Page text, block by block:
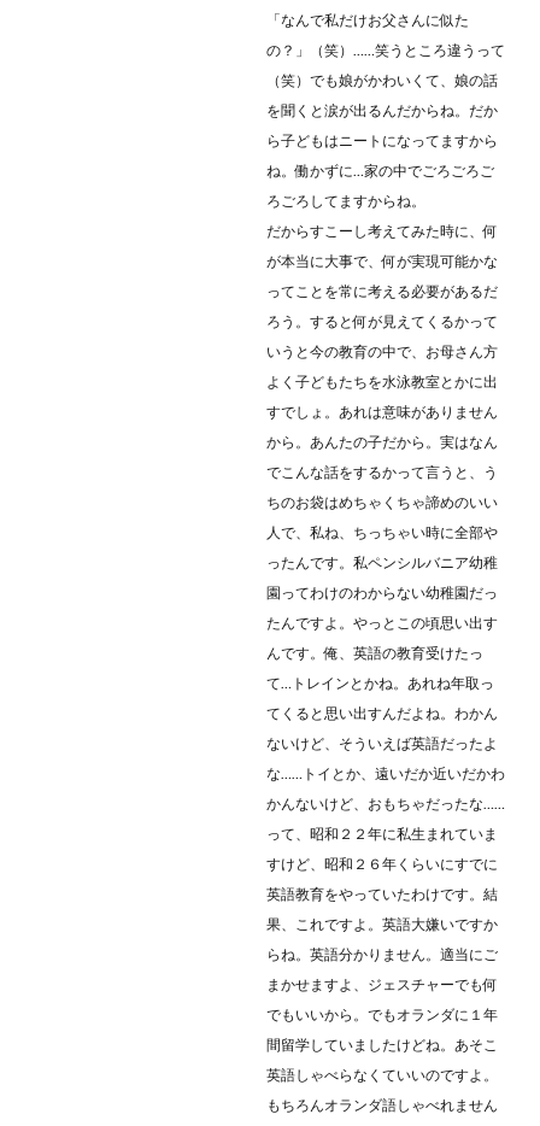
「なんで私だけお父さんに似た
の？」（笑）……笑うところ違うって
（笑）でも娘がかわいくて、娘の話
を聞くと涙が出るんだからね。だか
ら子どもはニートになってますから
ね。働かずに…家の中でごろごろご
ろごろしてますからね。
だからすこーし考えてみた時に、何
が本当に大事で、何が実現可能かな
ってことを常に考える必要があるだ
ろう。すると何が見えてくるかって
いうと今の教育の中で、お母さん方
よく子どもたちを水泳教室とかに出
すでしょ。あれは意味がありません
から。あんたの子だから。実はなん
でこんな話をするかって言うと、う
ちのお袋はめちゃくちゃ諦めのいい
人で、私ね、ちっちゃい時に全部や
ったんです。私ペンシルバニア幼稚
園ってわけのわからない幼稚園だっ
たんですよ。やっとこの頃思い出す
んです。俺、英語の教育受けたっ
て…トレインとかね。あれね年取っ
てくると思い出すんだよね。わかん
ないけど、そういえば英語だったよ
な……トイとか、遠いだか近いだかわ
かんないけど、おもちゃだったな……
って、昭和２２年に私生まれていま
すけど、昭和２６年くらいにすでに
英語教育をやっていたわけです。結
果、これですよ。英語大嫌いですか
らね。英語分かりません。適当にご
まかせますよ、ジェスチャーでも何
でもいいから。でもオランダに１年
間留学していましたけどね。あそこ
英語しゃべらなくていいのですよ。
もちろんオランダ語しゃべれません